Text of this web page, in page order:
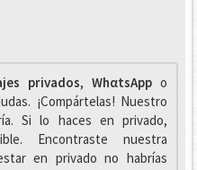
privados, WhαtsAppo
¡Compártelas! Nuestro
Si lo haces en privado,
Encontraste nuestra
en privado no habrías